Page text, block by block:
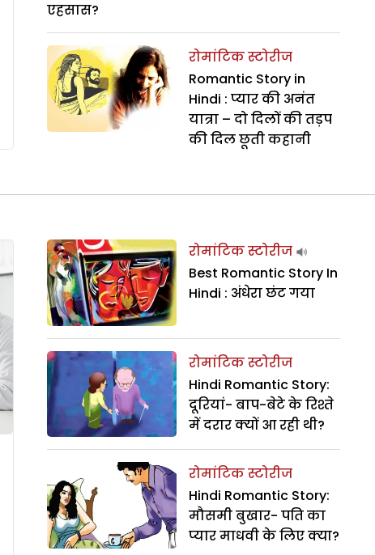
एहसास?
रोमांटिक स्टोरीज
Romantic Story in
Hindi : प्यार की अनंत
यात्रा – दो दिलों की तड़प
की दिल छूती कहानी
रोमांटिक स्टोरीज
Best Romantic Story In
Hindi : अंधेरा छंट गया
रोमांटिक स्टोरीज
Hindi Romantic Story:
दूरियां- बाप-बेटे के रिश्ते
में दरार क्यों आ रही थी?
रोमांटिक स्टोरीज
Hindi Romantic Story:
मौसमी बुखार- पति का
प्यार माधवी के लिए क्या?